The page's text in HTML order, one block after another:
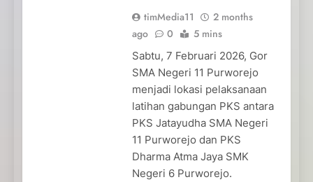
timMedia11
2 months
ago
0 5 mins
Sabtu, 7 Februari 2026, Gor
SMA Negeri 11 Purworejo
menjadi lokasi pelaksanaan
latihan gabungan PKS antara
PKS Jatayudha SMA Negeri
11 Purworejo dan PKS
Dharma Atma Jaya SMK
Negeri 6 Purworejo.